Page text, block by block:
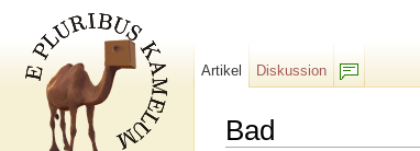
Bad
Artikel
Diskussion